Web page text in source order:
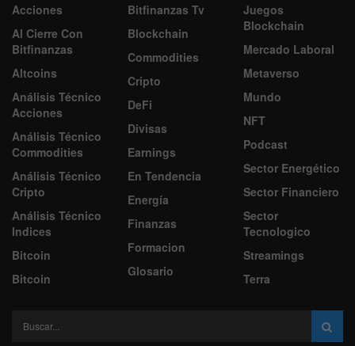
Acciones
Al Cierre Con
Bitfinanzas
Altcoins
Análisis Técnico
Acciones
Análisis Técnico
Commodities
Análisis Técnico
Cripto
Análisis Técnico
Indices
Bitcoin
Bitcoin
Bitfinanzas Tv
Blockchain
Commodities
Cripto
DeFi
Divisas
Earnings
En Tendencia
Energía
Finanzas
Formacion
Glosario
Juegos
Blockchain
Mercado Laboral
Metaverso
Mundo
NFT
Podcast
Sector Energético
Sector Financiero
Sector
Tecnologico
Streamings
Terra